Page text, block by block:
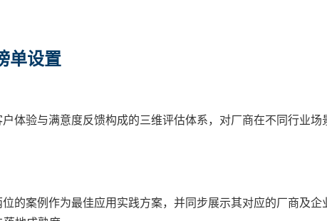
单设置
体验与满意度反馈构成的三维评估体系，对厂商在不同行业场
的案例作为最佳应用实践方案，并同步展示其对应的厂商及企